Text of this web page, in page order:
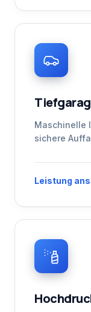
Maschinelle
sichere
Leistung